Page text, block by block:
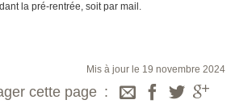
la pré-rentrée, soit par mail.
Mis à jour le 19 novembre 2024
cette page